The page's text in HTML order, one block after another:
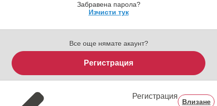
Забравена парола?
Изчисти тук
Все още нямате акаунт?
Регистрация
Регистрация
Влизане